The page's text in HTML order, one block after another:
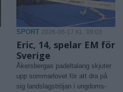
SPORT 2026-06-17 KL. 09:03
Eric, 14, spelar EM för
Sverige
Åkersbergas padeltalang skjuter
upp sommarlovet för att dra på
sig landslagströjan i ungdoms-